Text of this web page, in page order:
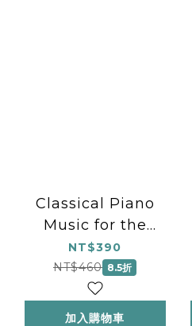
Classical Piano
Music for the
Christmas Season
NT$390
NT$460 8.5折
加入購物車